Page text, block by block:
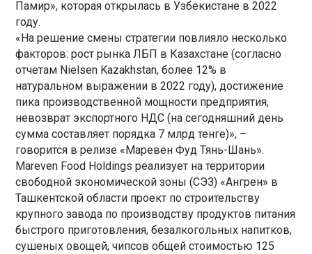
Памир», которая открылась в Узбекистане в 2022
году.
«На решение смены стратегии повлияло несколько
факторов: рост рынка ЛБП в Казахстане (согласно
отчетам Nielsen Kazakhstan, более 12% в
натуральном выражении в 2022 году), достижение
пика производственной мощности предприятия,
невозврат экспортного НДС (на сегодняшний день
сумма составляет порядка 7 млрд тенге)», –
говорится в релизе «Маревен Фуд Тянь-Шань».
Mareven Food Holdings реализует на территории
свободной экономической зоны (СЭЗ) «Ангрен» в
Ташкентской области проект по строительству
крупного завода по производству продуктов питания
быстрого приготовления, безалкогольных напитков,
сушеных овощей, чипсов общей стоимостью 125